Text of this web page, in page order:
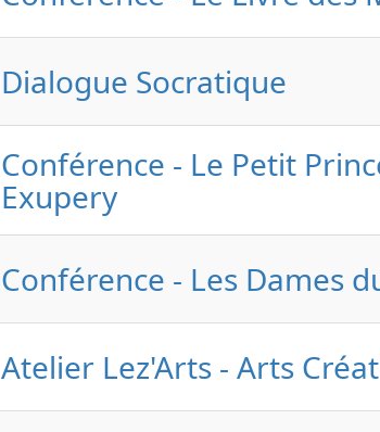
Dialogue Socratique
Conférence - Le Petit
Exupery
Conférence - Les Dames
Atelier Lez'Arts - Arts